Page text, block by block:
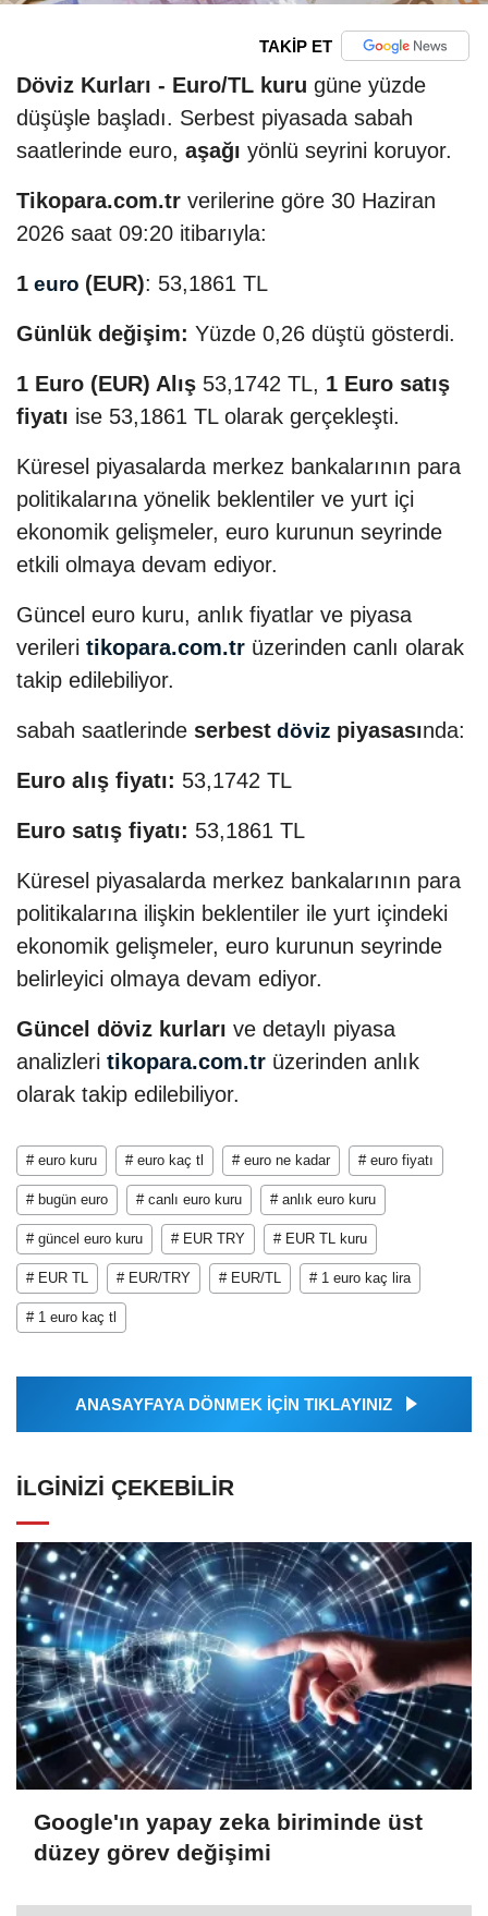
TAKİP ET
Döviz Kurları - Euro/TL kuru güne yüzde
düşüşle başladı. Serbest piyasada sabah
saatlerinde euro, aşağı yönlü seyrini koruyor.
Tikopara.com.tr verilerine göre 30 Haziran
2026 saat 09:20 itibarıyla:
1 euro (EUR): 53,1861 TL
Günlük değişim: Yüzde 0,26 düştü gösterdi.
1 Euro (EUR) Alış 53,1742 TL, 1 Euro satış
fiyatı ise 53,1861 TL olarak gerçekleşti.
Küresel piyasalarda merkez bankalarının para
politikalarına yönelik beklentiler ve yurt içi
ekonomik gelişmeler, euro kurunun seyrinde
etkili olmaya devam ediyor.
Güncel euro kuru, anlık fiyatlar ve piyasa
verileri tikopara.com.tr üzerinden canlı olarak
takip edilebiliyor.
sabah saatlerinde serbest döviz piyasasında:
Euro alış fiyatı: 53,1742 TL
Euro satış fiyatı: 53,1861 TL
Küresel piyasalarda merkez bankalarının para
politikalarına ilişkin beklentiler ile yurt içindeki
ekonomik gelişmeler, euro kurunun seyrinde
belirleyici olmaya devam ediyor.
Güncel döviz kurları ve detaylı piyasa
analizleri tikopara.com.tr üzerinden anlık
olarak takip edilebiliyor.
# euro kuru # euro kaç tl # euro ne kadar # euro fiyatı
# bugün euro # canlı euro kuru # anlık euro kuru
# güncel euro kuru # EUR TRY # EUR TL kuru
# EUR TL # EUR/TRY # EUR/TL # 1 euro kaç lira
# 1 euro kaç tl
ANASAYFAYA DÖNMEK İÇİN TIKLAYINIZ
İLGINIZI ÇEKEBILIR
Google'ın yapay zeka biriminde üst
düzey görev değişimi